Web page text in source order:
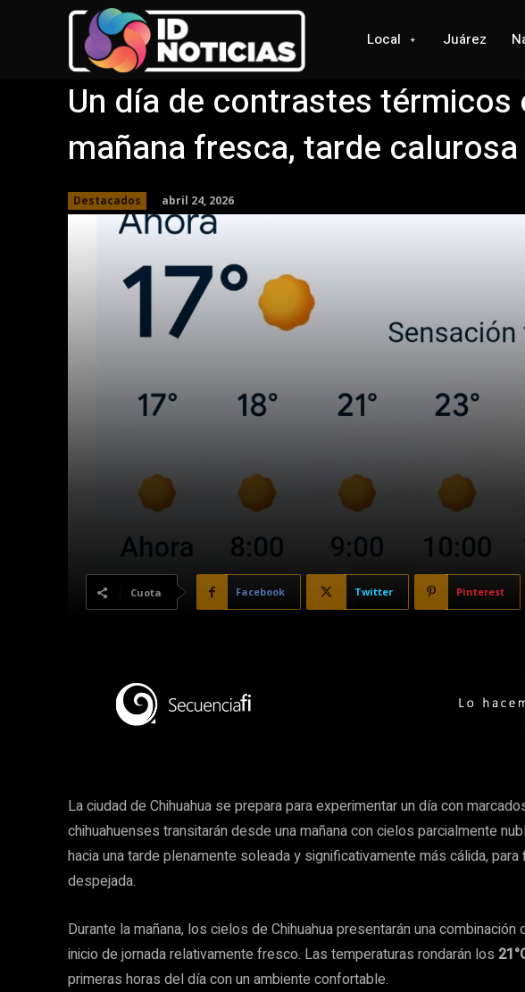
Local Juárez
Un día de contrastes térmicos
mañana fresca, tarde calurosa
Destacados abril 24, 2026
Cuota Facebook Twitter Pinterest
La ciudad de Chihuahua se prepara para experimentar un día con
chihuahuenses transitarán desde una mañana con cielos parcialmente
hacia una tarde plenamente soleada y significativamente más cálida,
despejada.
Durante la mañana, los cielos de Chihuahua presentarán una
inicio de jornada relativamente fresco. Las temperaturas rondarán los
primeras horas del día con un ambiente confortable.